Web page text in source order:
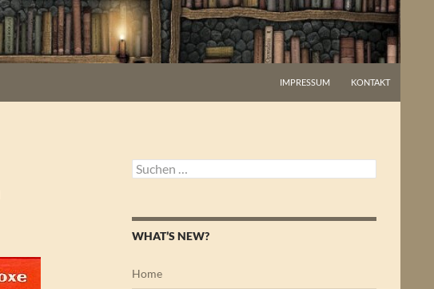
IMPRESSUM KONTAKT
Suchen
nach:
WHAT’S NEW?
Home